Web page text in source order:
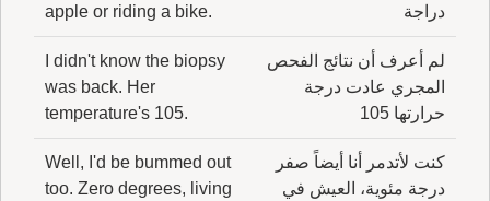
دراجة
apple or riding a bike.
لم أعرف أن نتائج الفحص
المجري عادت درجة
حرارتها 105
I didn't know the biopsy
was back. Her
temperature's 105.
كنت لأتدمر أنا أيضاً صفر
درجة مئوية، العيش في
Well, I'd be bummed out
too. Zero degrees, living